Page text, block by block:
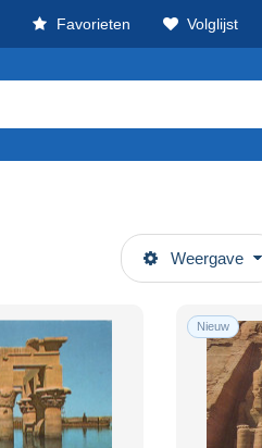
Favorieten Volglijst
Weergave
Nieuw